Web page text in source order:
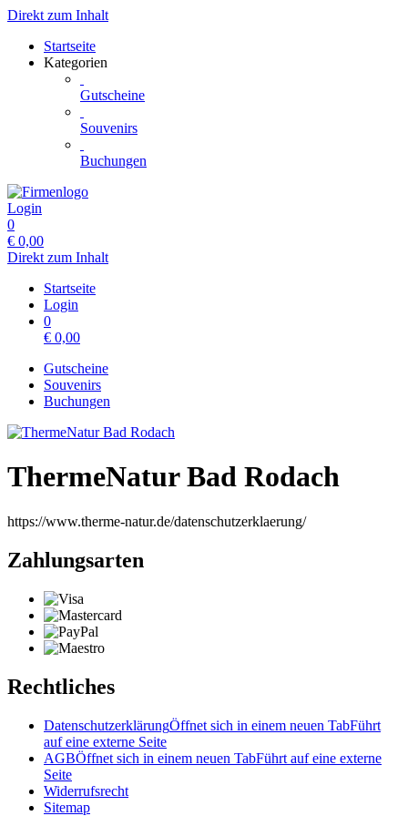
Direkt zum Inhalt
Startseite
Kategorien
Gutscheine
Souvenirs
Buchungen
Login
0
€ 0,00
Direkt zum Inhalt
Startseite
Login
0
€ 0,00
Gutscheine
Souvenirs
Buchungen
ThermeNatur Bad Rodach
https://www.therme-natur.de/datenschutzerklaerung/
Zahlungsarten
Rechtliches
DatenschutzerklärungÖffnet sich in einem neuen TabFührt
auf eine externe Seite
AGBÖffnet sich in einem neuen TabFührt auf eine externe
Seite
Widerrufsrecht
Sitemap